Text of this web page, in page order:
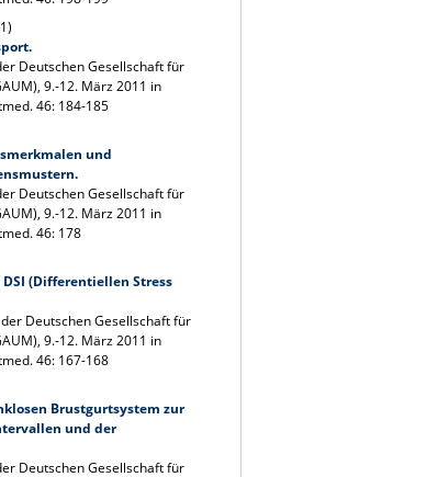
Deutschen Gesellschaft für
9.-12. März 2011 in
46: 184-185
und
Deutschen Gesellschaft für
9.-12. März 2011 in
46: 178
(Differentiellen Stress
Deutschen Gesellschaft für
9.-12. März 2011 in
46: 167-168
Brustgurtsystem zur
und der
Deutschen Gesellschaft für